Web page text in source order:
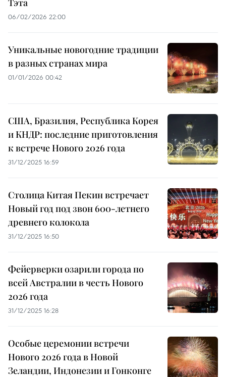
Тэта
06/02/2026 22:00
Уникальные новогодние традиции
в разных странах мира
01/01/2026 00:42
США, Бразилия, Республика Корея
и КНДР: последние приготовления
к встрече Нового 2026 года
31/12/2025 16:59
Столица Китая Пекин встречает
Новый год под звон 600-летнего
древнего колокола
31/12/2025 16:50
Фейерверки озарили города по
всей Австралии в честь Нового
2026 года
31/12/2025 16:28
Особые церемонии встречи
Нового 2026 года в Новой
Зеландии, Индонезии и Гонконге